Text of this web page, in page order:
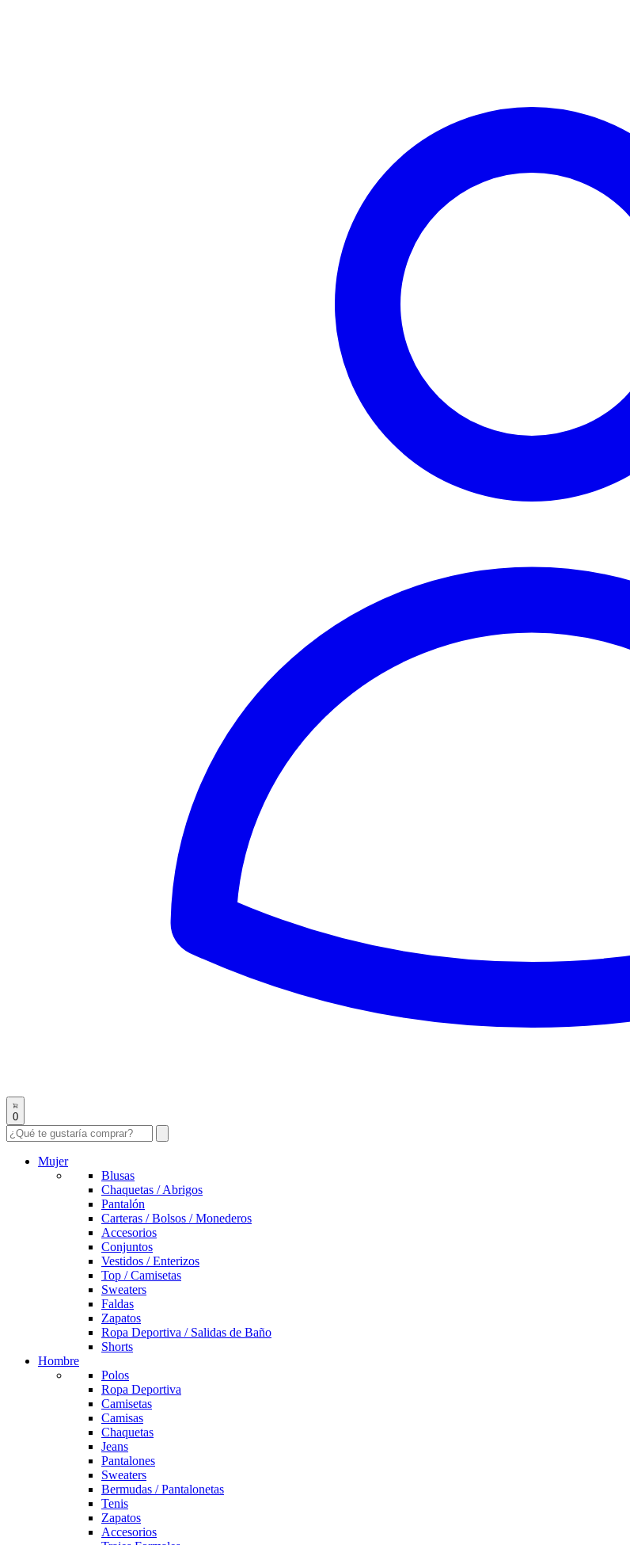
0
Mujer
Blusas
Chaquetas / Abrigos
Pantalón
Carteras / Bolsos / Monederos
Accesorios
Conjuntos
Vestidos / Enterizos
Top / Camisetas
Sweaters
Faldas
Zapatos
Ropa Deportiva / Salidas de Baño
Shorts
Hombre
Polos
Ropa Deportiva
Camisetas
Camisas
Chaquetas
Jeans
Pantalones
Sweaters
Bermudas / Pantalonetas
Tenis
Zapatos
Accesorios